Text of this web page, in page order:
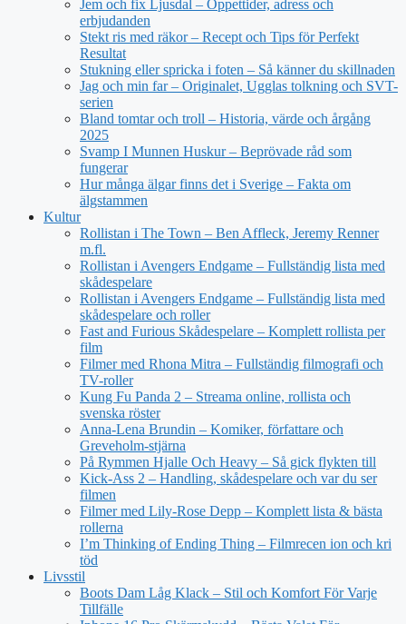
Jem och fix Ljusdal – Öppettider, adress och
erbjudanden
Stekt ris med räkor – Recept och Tips för Perfekt
Resultat
Stukning eller spricka i foten – Så känner du skillnaden
Jag och min far – Originalet, Ugglas tolkning och SVT-
serien
Bland tomtar och troll – Historia, värde och årgång
2025
Svamp I Munnen Huskur – Beprövade råd som
fungerar
Hur många älgar finns det i Sverige – Fakta om
älgstammen
Kultur
Rollistan i The Town – Ben Affleck, Jeremy Renner
m.fl.
Rollistan i Avengers Endgame – Fullständig lista med
skådespelare
Rollistan i Avengers Endgame – Fullständig lista med
skådespelare och roller
Fast and Furious Skådespelare – Komplett rollista per
film
Filmer med Rhona Mitra – Fullständig filmografi och
TV-roller
Kung Fu Panda 2 – Streama online, rollista och
svenska röster
Anna-Lena Brundin – Komiker, författare och
Greveholm-stjärna
På Rymmen Hjalle Och Heavy – Så gick flykten till
Kick-Ass 2 – Handling, skådespelare och var du ser
filmen
Filmer med Lily-Rose Depp – Komplett lista & bästa
rollerna
I’m Thinking of Ending Thing – Filmrecen ion och kri
töd
Livsstil
Boots Dam Låg Klack – Stil och Komfort För Varje
Tillfälle